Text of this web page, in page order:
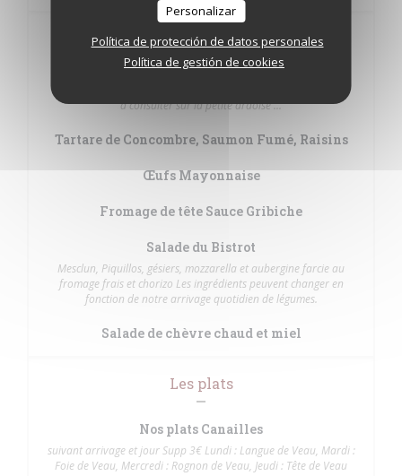
Personalizar
Política de protección de datos personales
Política de gestión de cookies
LES ENTREES
à consulter sur la petite ardoise ...
Tartare de Concombre, Saumon Fumé, Raisins
Œufs Mayonnaise
Fromage de tête Sauce Gribiche
Salade du Bistrot
Mesclun, Piquillos, gésiers, mozzarella et aubergine farcie au
fromage frais et chorizo Les ingrédients peuvent changer en
fonction de notre arrivage quotidien de légumes.
Salade de chèvre chaud et miel
Les plats
Nos plats Canailles
suivant arrivage et jour Supp 3€ Lundi : Langue de Veau, Mardi :
Foie de Veau, Mercredi : Rognon de Veau, Jeudi : Tête de Veau